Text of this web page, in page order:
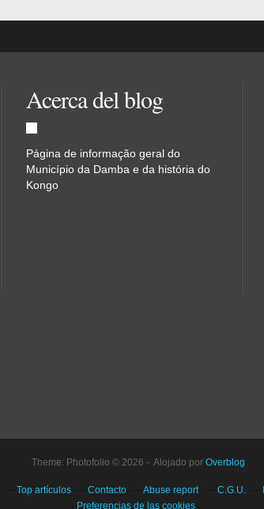
Acerca del blog
Página de informação geral do
Município da Damba e da história do
Kongo
Theme: Photofolio © 2026 - Alojado por Overblog
Top artículos Contacto Abuse report C.G.U.
Preferencias de las cookies